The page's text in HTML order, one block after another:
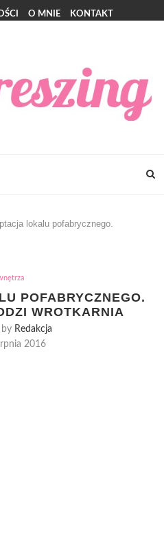
O MNIE KONTAKT
lokalu pofabrycznego.
POFABRYCZNEGO.
WROTKARNIA
Redakcja
2016